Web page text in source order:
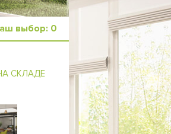
выбор: 0
СКЛАДЕ